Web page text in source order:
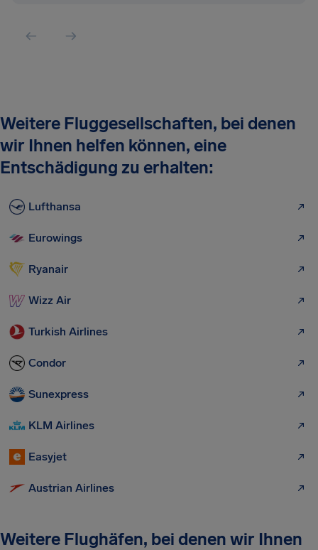
Weitere Fluggesellschaften, bei denen
wir Ihnen helfen können, eine
Entschädigung zu erhalten:
Lufthansa
Eurowings
Ryanair
Wizz Air
Turkish Airlines
Condor
Sunexpress
KLM Airlines
Easyjet
Austrian Airlines
Weitere Flughäfen, bei denen wir Ihnen